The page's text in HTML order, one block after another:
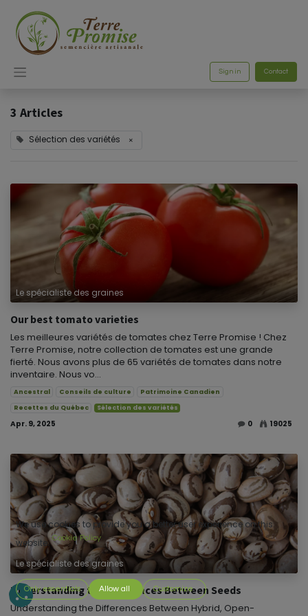
Sign in Contact
3 Articles
Sélection des variétés ×
Le spécialiste des graines
Our best tomato varieties
​Les meilleures variétés de tomates chez Terre Promise ! Chez
Terre Promise, notre collection de tomates est une grande
fierté. Nous avons plus de 65 variétés de tomates dans notre
inventaire. Nous vo...
Ancestral Conseils de culture
Patrimoine Canadien
Recettes du Québec
Sélection des variétés
Apr. 9, 2025 0 19025
Le spécialiste des graines
Understanding the Differences Between Seeds
Understanding the Differences Between Hybrid, Open-
We use cookies to provide you a better user experience on this
website. Cookie Policy
Only essentials Allow all Customize